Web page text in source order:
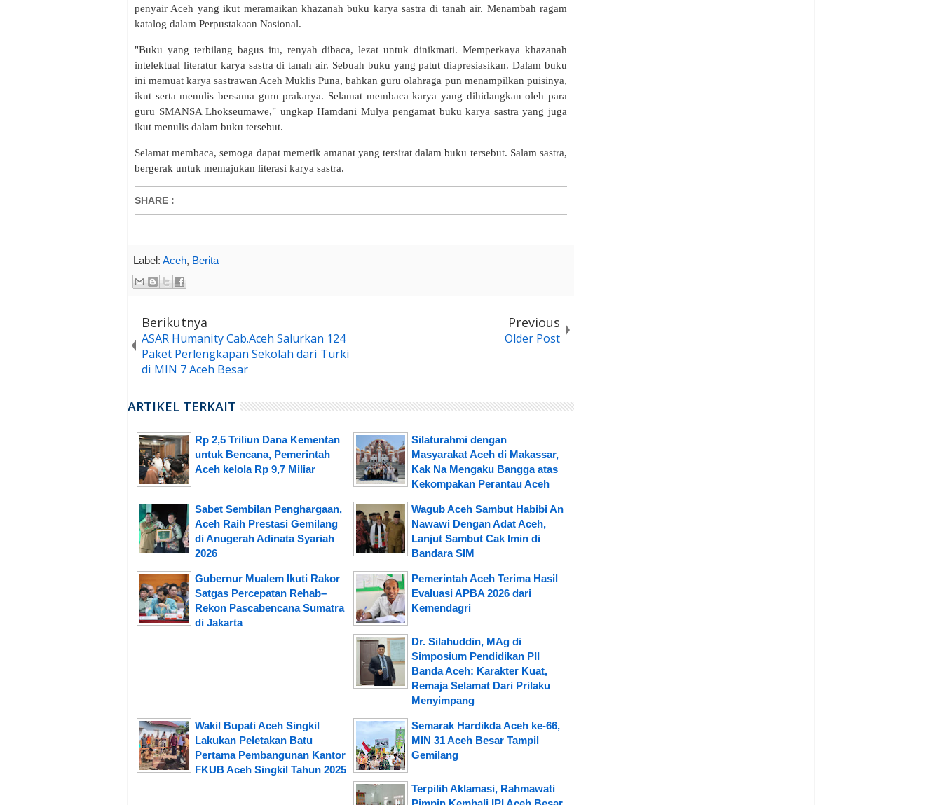
penyair Aceh yang ikut meramaikan khazanah buku karya sastra di tanah air. Menambah ragam
katalog dalam Perpustakaan Nasional.
"Buku yang terbilang bagus itu, renyah dibaca, lezat untuk dinikmati. Memperkaya khazanah
intelektual literatur karya sastra di tanah air. Sebuah buku yang patut diapresiasikan. Dalam buku
ini memuat karya sastrawan Aceh Muklis Puna, bahkan guru olahraga pun menampilkan puisinya,
ikut serta menulis bersama guru prakarya. Selamat membaca karya yang dihidangkan oleh para
guru SMANSA Lhokseumawe," ungkap Hamdani Mulya pengamat buku karya sastra yang juga
ikut menulis dalam buku tersebut.
Selamat membaca, semoga dapat memetik amanat yang tersirat dalam buku tersebut. Salam sastra,
bergerak untuk memajukan literasi karya sastra.
SHARE :
Label: Aceh, Berita
Berikutnya
ASAR Humanity Cab.Aceh Salurkan 124
Paket Perlengkapan Sekolah dari Turki
di MIN 7 Aceh Besar
Previous
Older Post
ARTIKEL TERKAIT
Rp 2,5 Triliun Dana Kementan
untuk Bencana, Pemerintah
Aceh kelola Rp 9,7 Miliar
Silaturahmi dengan
Masyarakat Aceh di Makassar,
Kak Na Mengaku Bangga atas
Kekompakan Perantau Aceh
Sabet Sembilan Penghargaan,
Aceh Raih Prestasi Gemilang
di Anugerah Adinata Syariah
2026
Wagub Aceh Sambut Habibi An
Nawawi Dengan Adat Aceh,
Lanjut Sambut Cak Imin di
Bandara SIM
Gubernur Mualem Ikuti Rakor
Satgas Percepatan Rehab–
Rekon Pascabencana Sumatra
di Jakarta
Pemerintah Aceh Terima Hasil
Evaluasi APBA 2026 dari
Kemendagri
Dr. Silahuddin, MAg di
Simposium Pendidikan PII
Banda Aceh: Karakter Kuat,
Remaja Selamat Dari Prilaku
Menyimpang
Wakil Bupati Aceh Singkil
Lakukan Peletakan Batu
Pertama Pembangunan Kantor
FKUB Aceh Singkil Tahun 2025
Semarak Hardikda Aceh ke-66,
MIN 31 Aceh Besar Tampil
Gemilang
Terpilih Aklamasi, Rahmawati